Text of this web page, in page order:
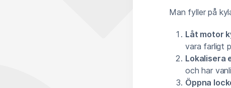
Man fyller på
Låt motor
vara farligt
Lokalisera
och har
Öppna